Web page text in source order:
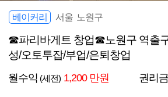
베이커리 서울 노원구
☎파리바게트 창업☎노원구 역출
성/오토투잡/부업/은퇴창업
월수익 (세전) 1,200 만원 권리금